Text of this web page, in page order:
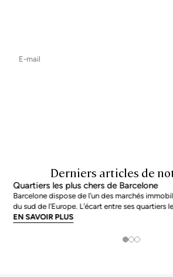
Derniers articles de
Quartiers les plus chers de Barcelone
Barcelone dispose de l’un des marchés
du sud de l’Europe. L’écart entre ses quartiers
moyenne de la ville n’est pas marginal : en juin
EN SAVOIR PLUS